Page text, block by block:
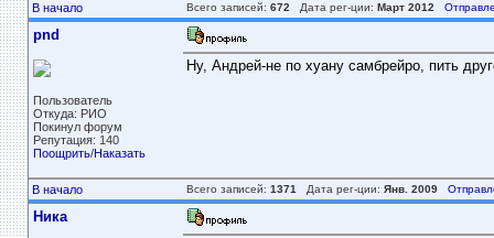
В начало Всего записей: 672 Дата рег-ции: Март 2012
pnd
Пользователь
Откуда: РИО
Покинул форум
Репутация: 140
Поощрить/Наказать
Ну, Андрей-не по хуану самбрейро, пить
В начало Всего записей: 1371 Дата рег-ции: Янв. 2009
Ника